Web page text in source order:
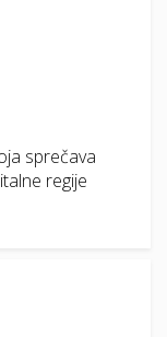
sprečava
regije